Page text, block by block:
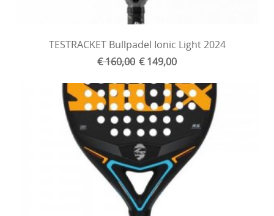
TESTRACKET Bullpadel Ionic Light 2024
€ 160,00 € 149,00